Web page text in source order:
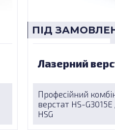
ПІД
Лазерний
Професійний
верстат HS-
HSG